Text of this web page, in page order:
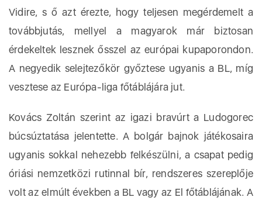
Vidire, s ő azt érezte, hogy teljesen megérdemelt a
továbbjutás, mellyel a magyarok már biztosan
érdekeltek lesznek ősszel az európai kupaporondon.
A negyedik selejtezőkör győztese ugyanis a BL, míg
vesztese az Európa-liga főtáblájára jut.
Kovács Zoltán szerint az igazi bravúrt a Ludogorec
búcsúztatása jelentette. A bolgár bajnok játékosaira
ugyanis sokkal nehezebb felkészülni, a csapat pedig
óriási nemzetközi rutinnal bír, rendszeres szereplője
volt az elmúlt években a BL vagy az El főtáblájának. A